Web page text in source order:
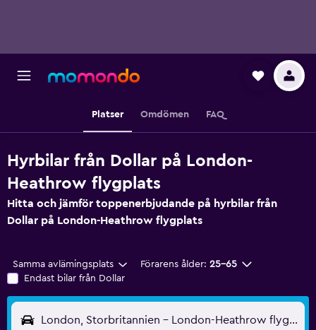
Platser Omdömen FAQ
Hyrbilar från Dollar på London-
Heathrow flygplats
Hitta och jämför toppenerbjudande på hyrbilar från
Dollar på London-Heathrow flygplats
Samma avlämingsplats Förarens ålder: 25-65
Endast bilar från Dollar
London, Storbritannien - London-Heathrow flygplats (LHR)